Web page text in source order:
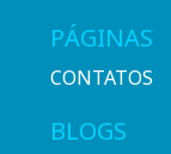
PÁGINAS
CONTATOS
BLOGS